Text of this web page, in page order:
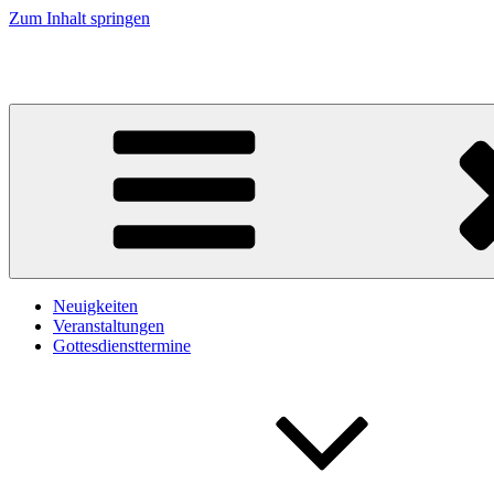
Zum Inhalt springen
Neuigkeiten
Veranstaltungen
Gottesdiensttermine